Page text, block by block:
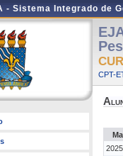
- Sistema Integrado de
CPT-